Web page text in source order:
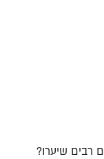
רבים שיערו?